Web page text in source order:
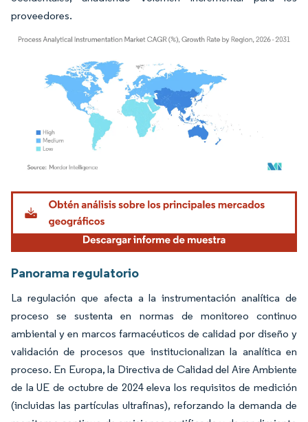
proveedores.
Imagen © Mordor Intelligence. El uso requiere atribución según CC BY 4.0.
Panorama regulatorio
La regulación que afecta a la instrumentación analítica de
proceso se sustenta en normas de monitoreo continuo
ambiental y en marcos farmacéuticos de calidad por diseño y
validación de procesos que institucionalizan la analítica en
proceso. En Europa, la Directiva de Calidad del Aire Ambiente
de la UE de octubre de 2024 eleva los requisitos de medición
(incluidas las partículas ultrafinas), reforzando la demanda de